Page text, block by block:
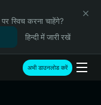
पर स्विच करना चाहेंगे?
हिन्दी में जारी रखें
अभी डाउनलोड करें